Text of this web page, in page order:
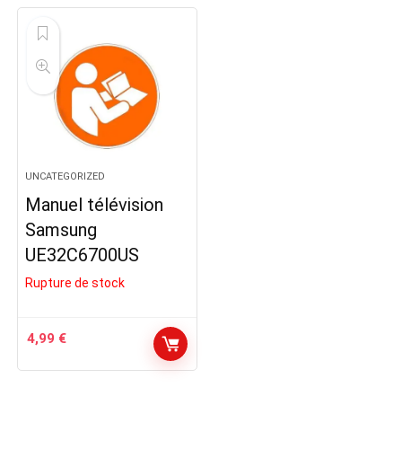
UNCATEGORIZED
Manuel télévision
Samsung
UE32C6700US
Rupture de stock
4,99 €